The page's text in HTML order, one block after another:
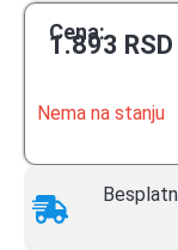
Cena:
1.893 RSD
Nema na stanju